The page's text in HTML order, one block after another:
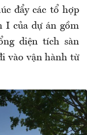
đẩy các tổ hợp
I của dự án gồm
diện tích sàn
vào vận hành từ